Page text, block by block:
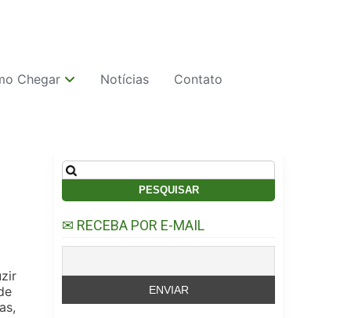
Chegar Notícias Contato
Pesquisar
por:
✉ RECEBA POR E-MAIL